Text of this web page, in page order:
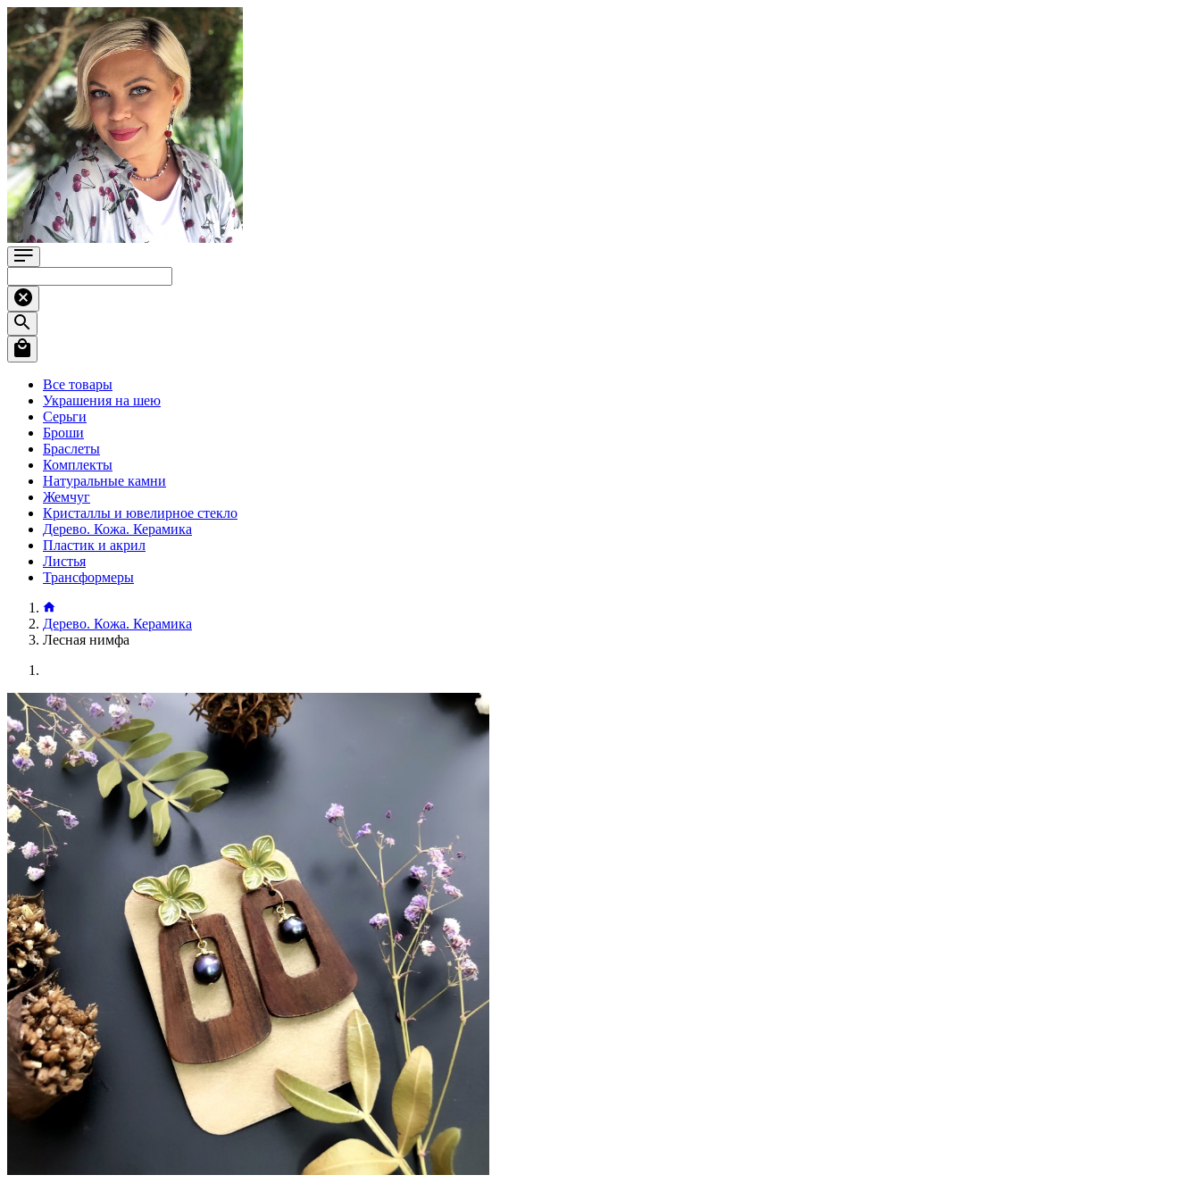
Все товары
Украшения на шею
Серьги
Броши
Браслеты
Комплекты
Натуральные камни
Жемчуг
Кристаллы и ювелирное стекло
Дерево. Кожа. Керамика
Пластик и акрил
Листья
Трансформеры
Дерево. Кожа. Керамика
Лесная нимфа